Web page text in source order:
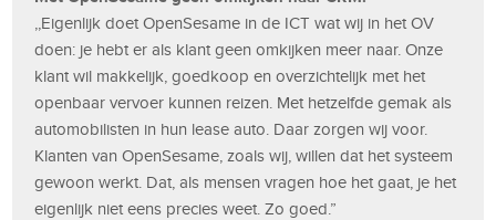
,,Eigenlijk doet OpenSesame in de ICT wat wij in het OV
doen: je hebt er als klant geen omkijken meer naar. Onze
klant wil makkelijk, goedkoop en overzichtelijk met het
openbaar vervoer kunnen reizen. Met hetzelfde gemak als
automobilisten in hun lease auto. Daar zorgen wij voor.
Klanten van OpenSesame, zoals wij, willen dat het systeem
gewoon werkt. Dat, als mensen vragen hoe het gaat, je het
eigenlijk niet eens precies weet. Zo goed.”